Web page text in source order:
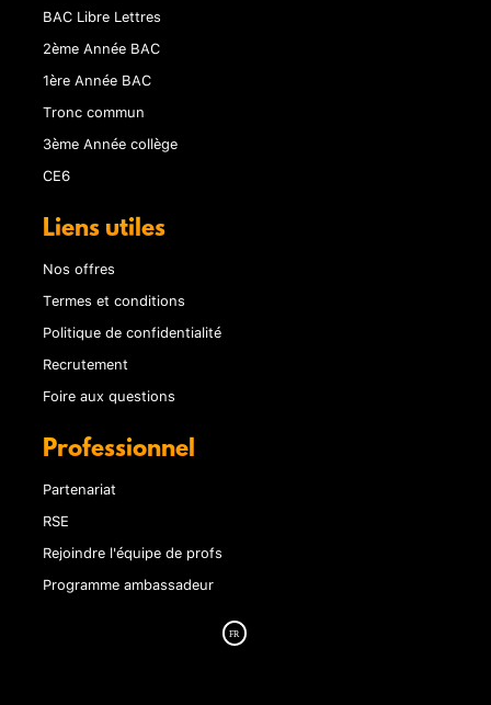
BAC Libre Lettres
2ème Année BAC
1ère Année BAC
Tronc commun
3ème Année collège
CE6
Liens utiles
Nos offres
Termes et conditions
Politique de confidentialité
Recrutement
Foire aux questions
Professionnel
Partenariat
RSE
Rejoindre l'équipe de profs
Programme ambassadeur